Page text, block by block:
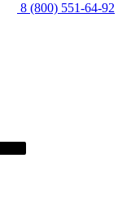
8 (800) 551-64-92